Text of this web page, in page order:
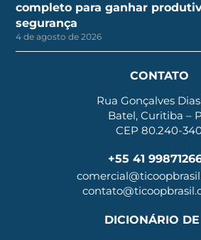
completo para ganhar
segurança
4 de agosto de 2026
CONTATO
Rua Gonçalves
Batel, Curitiba –
CEP 80.240-
+55 41
DICIONÁRIO